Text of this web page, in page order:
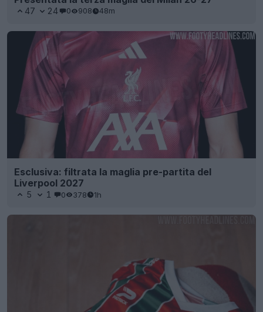
47 24 0 908 48m
Esclusiva: filtrata la maglia pre-partita del
Liverpool 2027
5 1 0 378 1h